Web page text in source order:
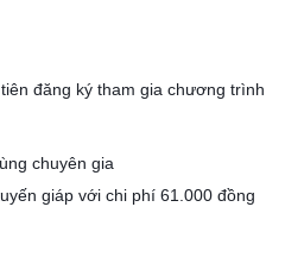
đăng ký tham gia chương trình
chuyên gia
giáp với chi phí 61.000 đồng